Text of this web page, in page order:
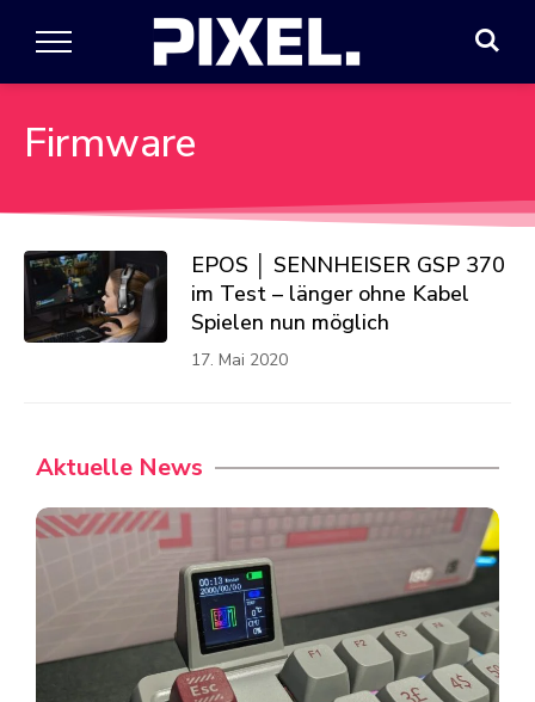
Firmware
EPOS │ SENNHEISER GSP 370
im Test – länger ohne Kabel
Spielen nun möglich
17. Mai 2020
Aktuelle News